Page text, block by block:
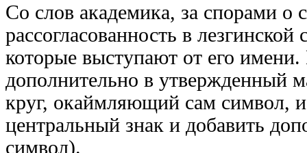
Со слов академика, за спорами о
рассогласованность в
которые выступают от его
дополнительно в утвержденный
круг, окаймляющий сам символ,
центральный знак и добавить
символ).